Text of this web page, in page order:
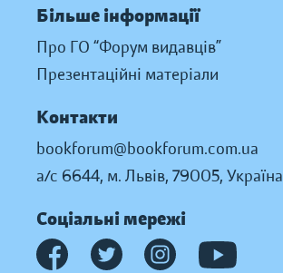
Більше інформації
Про ГО “Форум видавців”
Презентаційні матеріали
Контакти
bookforum@bookforum.com.ua
а/с 6644, м. Львів, 79005, Україна
Соціальні мережі